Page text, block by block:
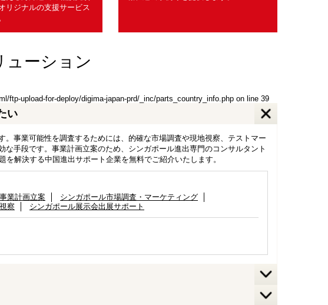
リジナルの支援サービス
ューション
ftp-upload-for-deploy/digima-japan-prd/_inc/parts_country_info.php on line 39
い
事業可能性を調査するためには、的確な市場調査や現地視察、テストマー
手段です。事業計画立案のため、シンガポール進出専門のコンサルタント
解決する中国進出サポート企業を無料でご紹介いたします。
業計画立案
シンガポール市場調査・マーケティング
察 シンガポール展示会出展サポート